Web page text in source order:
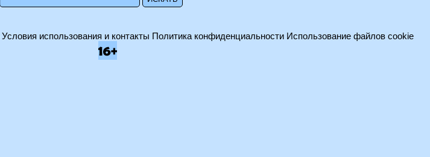
Условия использования и контакты Политика конфиденциальности Использование файлов cookie